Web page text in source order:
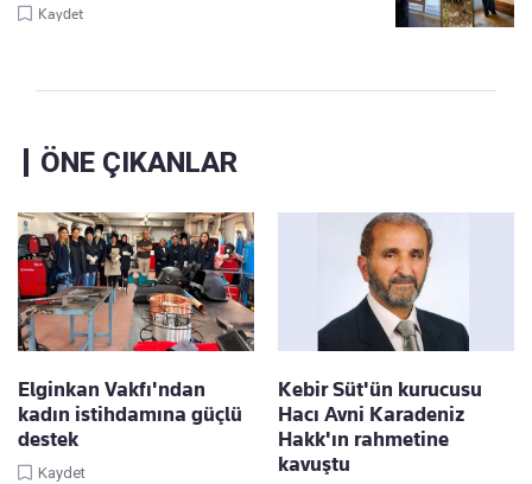
Kaydet
ÖNE ÇIKANLAR
Elginkan Vakfı'ndan
kadın istihdamına güçlü
destek
Kaydet
Kebir Süt'ün kurucusu
Hacı Avni Karadeniz
Hakk'ın rahmetine
kavuştu